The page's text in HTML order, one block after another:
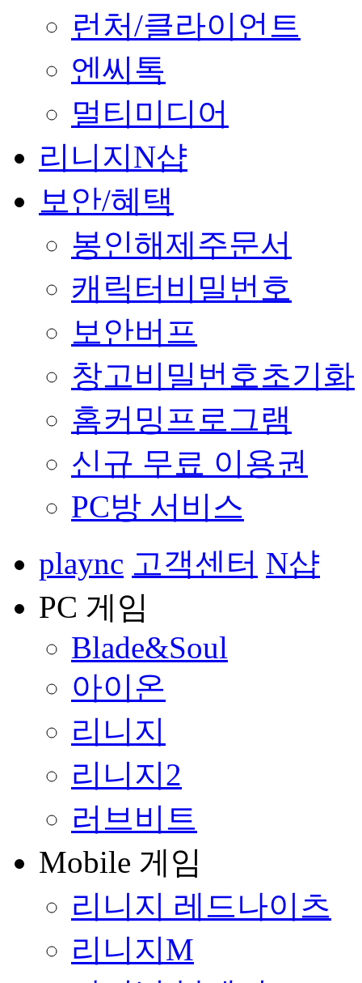
런처/클라이언트
엔씨톡
멀티미디어
리니지N샵
보안/혜택
봉인해제주문서
캐릭터비밀번호
보안버프
창고비밀번호초기화
홈커밍프로그램
신규 무료 이용권
PC방 서비스
plaync 고객센터 N샵
PC 게임
Blade&Soul
아이온
리니지
리니지2
러브비트
Mobile 게임
리니지 레드나이츠
리니지M